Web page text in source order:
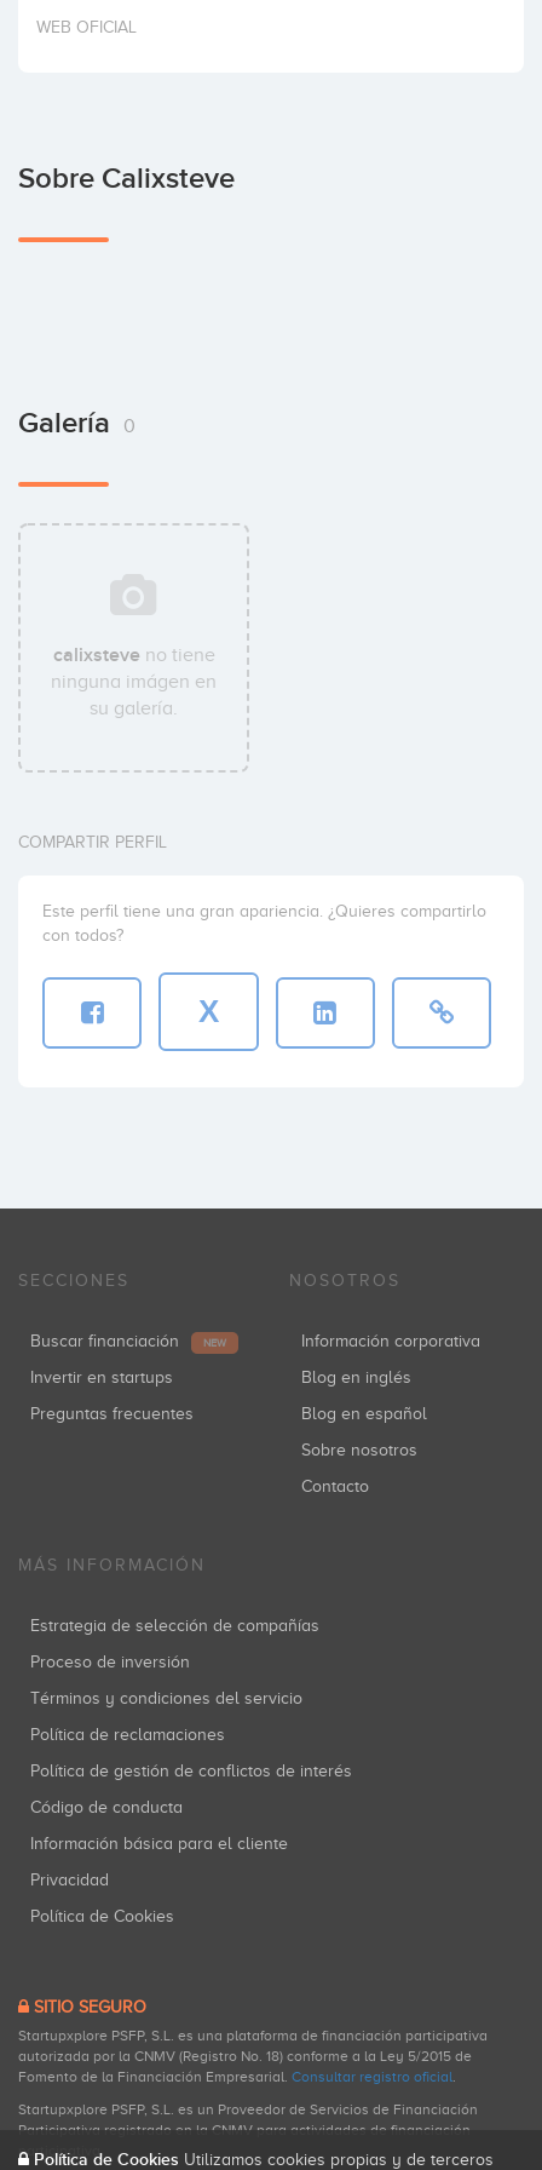
Invertir
WEB OFICIAL
Sobre Calixsteve
Galería 0
calixsteveno tiene
ninguna imágen en
su galería.
COMPARTIR PERFIL
Este perfil tiene una gran apariencia. ¿Quieres compartirlo
con todos?
X
SECCIONES
Buscar financiación NEW
Invertir en startups
Preguntas frecuentes
NOSOTROS
Información corporativa
Blog en inglés
Blog en español
Sobre nosotros
Contacto
MÁS INFORMACIÓN
Estrategia de selección de compañías
Proceso de inversión
Términos y condiciones del servicio
Política de reclamaciones
Política de gestión de conflictos de interés
Código de conducta
Información básica para el cliente
Privacidad
Política de Cookies
SITIO SEGURO
Startupxplore PSFP, S.L. es una plataforma de financiación participativa
autorizada por la CNMV (Registro No. 18) conforme a la Ley 5/2015 de
Fomento de la Financiación Empresarial. Consultar registro oficial.
Startupxplore PSFP, S.L. es un Proveedor de Servicios de Financiación
Participativa registrado en la CNMV para actividades de financiación
participativa.
Política de Cookies Utilizamos cookies propias y de terceros